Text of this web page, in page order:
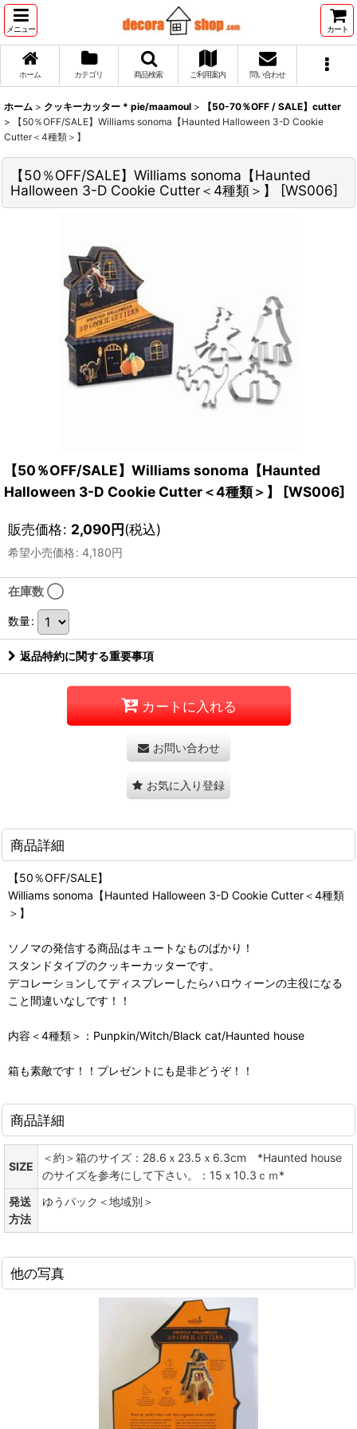
メニュー カート
ホーム カテゴリ 商品検索 ご利用案内 問い合わせ
ホーム > クッキーカッター * pie/maamoul >
【50-70％OFF / SALE】cutter
>
【50％OFF/SALE】Williams sonoma【Haunted Halloween 3-D Cookie
Cutter＜4種類＞】
【50％OFF/SALE】Williams sonoma【Haunted
Halloween 3-D Cookie Cutter＜4種類＞】
[WS006]
【50％OFF/SALE】Williams sonoma【Haunted
Halloween 3-D Cookie Cutter＜4種類＞】
[WS006]
販売価格: 2,090円(税込)
希望小売価格: 4,180円
在庫数 ◯
数量:
返品特約に関する重要事項
カートに入れる
お問い合わせ
お気に入り登録
商品詳細
【50％OFF/SALE】
Williams sonoma【Haunted Halloween 3-D Cookie Cutter＜4種類
＞】
ソノマの発信する商品はキュートなものばかり！
スタンドタイプのクッキーカッターです。
デコレーションしてディスプレーしたらハロウィーンの主役になる
こと間違いなしです！！
内容＜4種類＞：Punpkin/Witch/Black cat/Haunted house
箱も素敵です！！プレゼントにも是非どうぞ！！
商品詳細
SIZE
＜約＞箱のサイズ：28.6ｘ23.5ｘ6.3cm *Haunted house
のサイズを参考にして下さい。：15ｘ10.3ｃｍ*
発送
方法
ゆうパック＜地域別＞
他の写真